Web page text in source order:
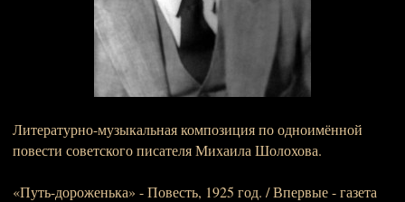
Литературно-музыкальная композиция по одноимённой
повести советского писателя Михаила Шолохова.
«Путь-дороженька» - Повесть, 1925 год. / Впервые - газета